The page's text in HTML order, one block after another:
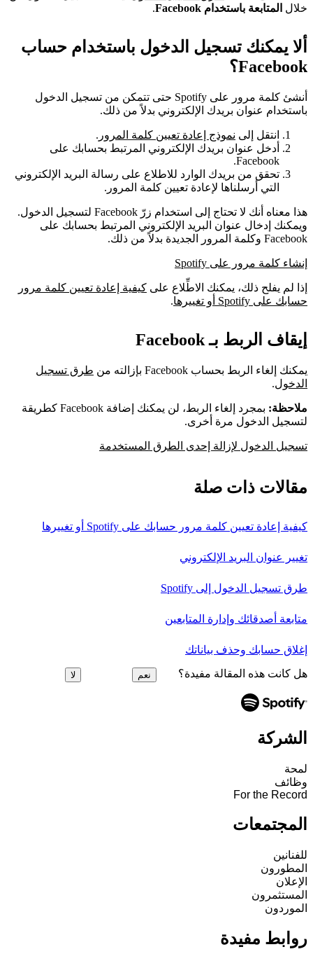
خلال المتابعة باستخدام Facebook .
ألا يمكنك تسجيل الدخول باستخدام حساب
Facebook؟
أنشئ كلمة مرور على Spotify حتى تتمكن من تسجيل الدخول
باستخدام عنوان بريدك الإلكتروني بدلاً من ذلك.
انتقل إلى نموذج إعادة تعيين كلمة المرور .
أدخل عنوان بريدك الإلكتروني المرتبط بحسابك على
Facebook.
تحقق من بريدك الوارد للاطلاع على رسالة البريد الإلكتروني
التي أرسلناها لإعادة تعيين كلمة المرور.
هذا معناه أنك لا تحتاج إلى استخدام زرّ Facebook لتسجيل الدخول.
ويمكنك إدخال عنوان البريد الإلكتروني المرتبط بحسابك على
Facebook وكلمة المرور الجديدة بدلاً من ذلك.
إنشاء كلمة مرور على Spotify
إذا لم يفلح ذلك، يمكنك الاطِّلاع على كيفية إعادة تعيين كلمة مرور
حسابك على Spotify أو تغييرها
.
إيقاف الربط بـ Facebook
يمكنك إلغاء الربط بحساب Facebook بإزالته من
طرق تسجيل
الدخول.
ملاحظة:
بمجرد إلغاء الربط، لن يمكنك إضافة Facebook كطريقة
لتسجيل الدخول مرة أخرى.
تسجيل الدخول لإزالة إحدى الطرق المستخدمة
مقالات ذات صلة
كيفية إعادة تعيين كلمة مرور حسابك على Spotify أو تغييرها
تغيير عنوان البريد الإلكتروني
طرق تسجيل الدخول إلى Spotify
متابعة أصدقائك وإدارة المتابعين
إغلاق حسابك وحذف بياناتك
هل كانت هذه المقالة مفيدة؟ نعم لا
الشركة
لمحة
وظائف
For the Record
المجتمعات
للفنانين
المطورون
الإعلان
المستثمرون
الموردون
روابط مفيدة